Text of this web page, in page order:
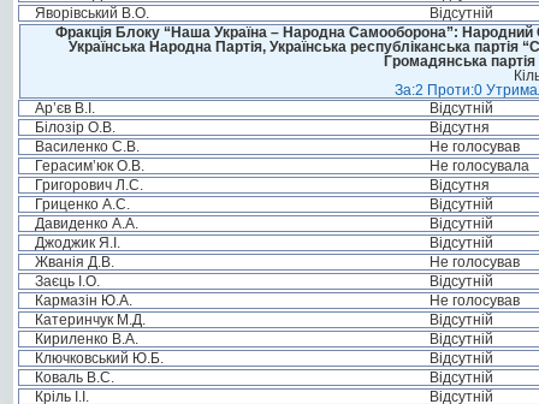
Яворівський В.О.
Відсутній
Фракція Блоку “Наша Україна – Народна Самооборона”: Народний
Українська Народна Партія, Українська республіканська
Громадянська
За:2 Проти:0
Ар’єв В.І.
Відсутній
Білозір О.В.
Відсутня
Василенко С.В.
Не голосував
Герасим’юк О.В.
Не голосувала
Григорович Л.С.
Відсутня
Гриценко А.С.
Відсутній
Давиденко А.А.
Відсутній
Джоджик Я.І.
Відсутній
Жванія Д.В.
Не голосував
Заєць І.О.
Відсутній
Кармазін Ю.А.
Не голосував
Катеринчук М.Д.
Відсутній
Кириленко В.А.
Відсутній
Ключковський Ю.Б.
Відсутній
Коваль В.С.
Відсутній
Кріль І.І.
Відсутній